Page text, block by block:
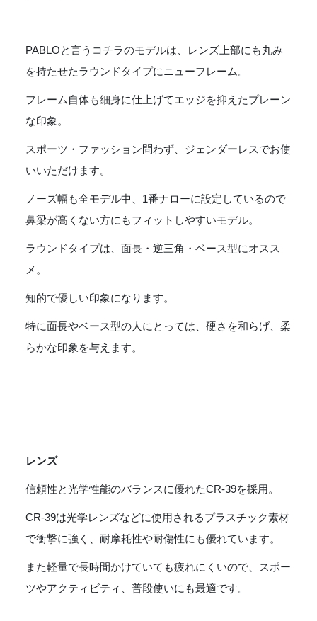
PABLOと言うコチラのモデルは、レンズ上部にも丸み
を持たせたラウンドタイプにニューフレーム。
フレーム自体も細身に仕上げてエッジを抑えたプレーン
な印象。
スポーツ・ファッション問わず、ジェンダーレスでお使
いいただけます。
ノーズ幅も全モデル中、1番ナローに設定しているので
鼻梁が高くない方にもフィットしやすいモデル。
ラウンドタイプは、面長・逆三角・ベース型にオスス
メ。
知的で優しい印象になります。
特に面長やベース型の人にとっては、硬さを和らげ、柔
らかな印象を与えます。
レンズ
信頼性と光学性能のバランスに優れたCR-39を採用。
CR-39は光学レンズなどに使用されるプラスチック素材
で衝撃に強く、耐摩耗性や耐傷性にも優れています。
また軽量で長時間かけていても疲れにくいので、スポー
ツやアクティビティ、普段使いにも最適です。